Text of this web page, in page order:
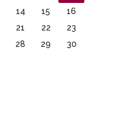
14 15
16
21 22
23
28 29
30